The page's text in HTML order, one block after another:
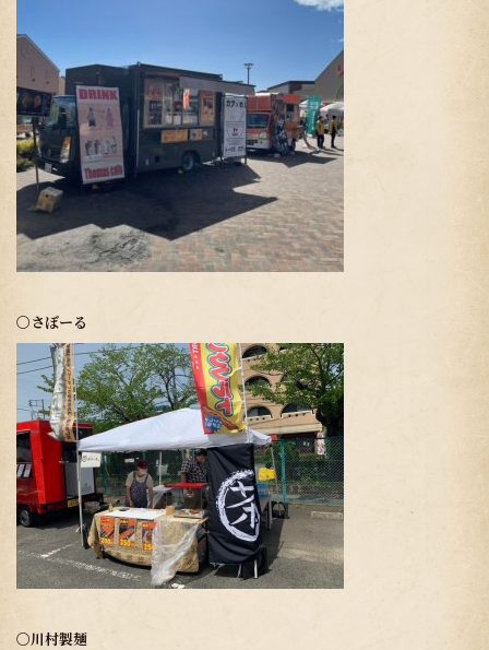
〇さぼーる
〇川村製麺